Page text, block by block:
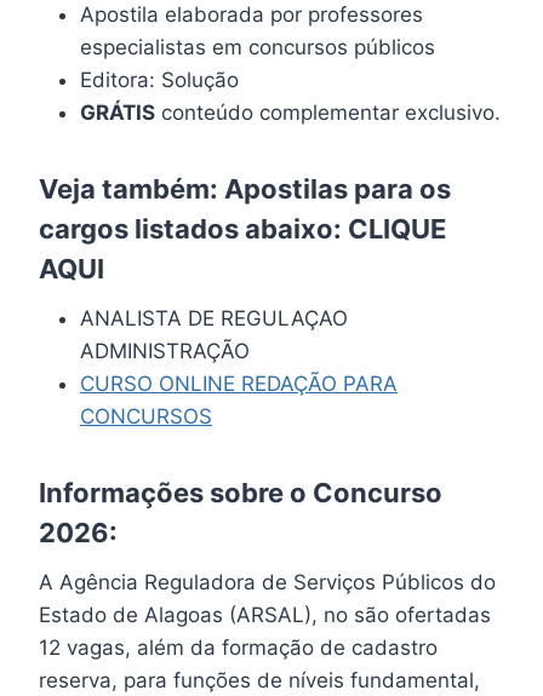
Apostila elaborada por professores
especialistas em concursos públicos
Editora: Solução
GRÁTIS conteúdo complementar exclusivo.
Veja também: Apostilas para os
cargos listados abaixo: CLIQUE
AQUI
ANALISTA DE REGULAÇAO
ADMINISTRAÇÃO
CURSO ONLINE REDAÇÃO PARA
CONCURSOS
Informações sobre o Concurso
2026:
A Agência Reguladora de Serviços Públicos do
Estado de Alagoas (ARSAL), no são ofertadas
12 vagas, além da formação de cadastro
reserva, para funções de níveis fundamental,